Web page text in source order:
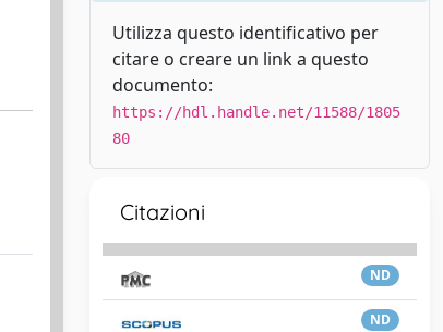
Utilizza questo identificativo per
citare o creare un link a questo
documento:
https://hdl.handle.net/11588/1805
80
Citazioni
ND
ND